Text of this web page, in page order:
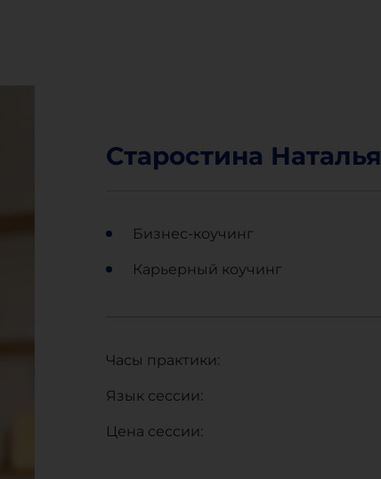
Старостина Наталья
Бизнес-коучинг
Карьерный коучинг
Часы практики:
Язык сессии:
Цена сессии: